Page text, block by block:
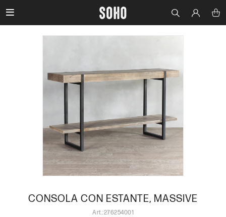

CONSOLA CON ESTANTE, MASSIVE
276254001